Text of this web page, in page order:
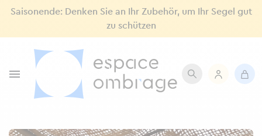
Saisonende: Denken Sie an Ihr Zubehör, um Ihr Segel gut
zu schützen
